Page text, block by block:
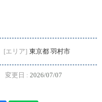
[エリア] 東京都 羽村市
変更日 : 2026/07/07